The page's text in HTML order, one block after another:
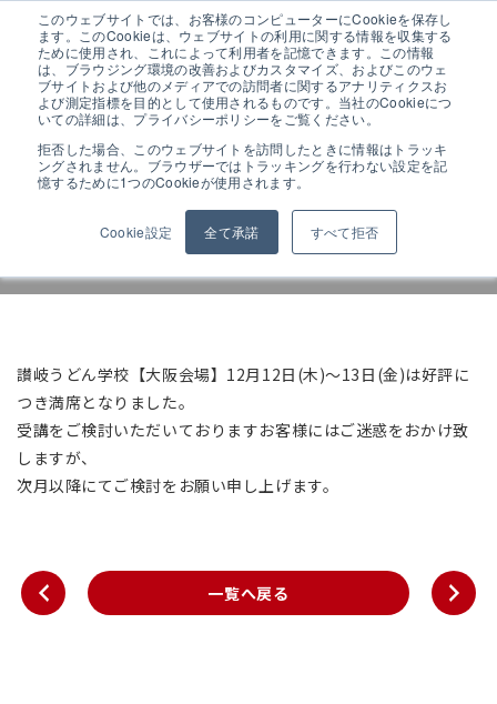
このウェブサイトでは、お客様のコンピューターにCookieを保存し
ます。このCookieは、ウェブサイトの利用に関する情報を収集する
ために使用され、これによって利用者を記憶できます。この情報
は、ブラウジング環境の改善およびカスタマイズ、およびこのウェ
ブサイトおよび他のメディアでの訪問者に関するアナリティクスお
よび測定指標を目的として使用されるものです。当社のCookieにつ
いての詳細は、プライバシーポリシーをご覧ください。
拒否した場合、このウェブサイトを訪問したときに情報はトラッキ
ングされません。ブラウザーではトラッキングを行わない設定を記
憶するために1つのCookieが使用されます。
Cookie設定 全て承諾 すべて拒否
讃岐うどん学校【大阪会場】 12月
満席のお知らせ
ALL お知らせ 展示会情報
展示会
讃岐うどん学校【大阪会場】12月12日(木)～13日(金)は好評に
つき満席となりました。
受講をご検討いただいておりますお客様にはご迷惑をおかけ致
しますが、
次月以降にてご検討をお願い申し上げます。
一覧へ戻る